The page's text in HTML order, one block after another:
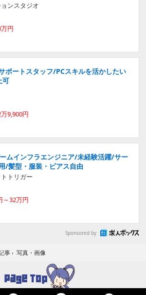
ンスタジオ
円
ポートスタッフ/PCスキルを活かしたい
可
9,900円
ムインフラエンジニア/未経験活躍/サー
/髪型・服装・ピアス自由
トリガー
～32万円
Sponsored by
事 › 写真・画像